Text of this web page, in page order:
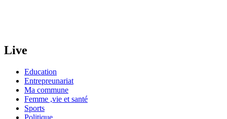
Live
Education
Entrepreunariat
Ma commune
Femme ,vie et santé
Sports
Politique